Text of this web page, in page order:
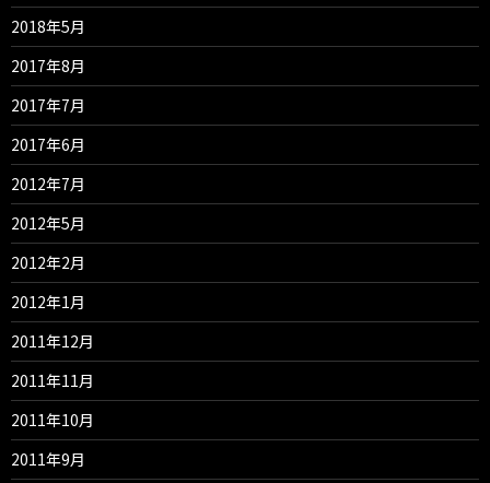
2018年5月
2017年8月
2017年7月
2017年6月
2012年7月
2012年5月
2012年2月
2012年1月
2011年12月
2011年11月
2011年10月
2011年9月